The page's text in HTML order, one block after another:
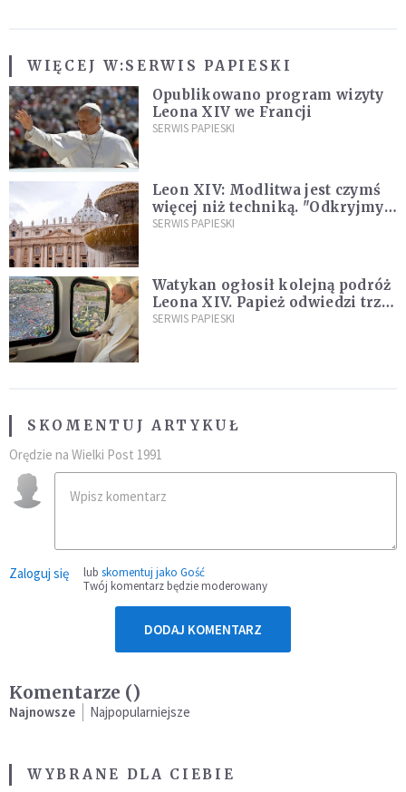
WIĘCEJ W:SERWIS PAPIESKI
Opublikowano program wizyty
Leona XIV we Francji
SERWIS PAPIESKI
Leon XIV: Modlitwa jest czymś
więcej niż techniką. "Odkryjmy
ją na nowo"
SERWIS PAPIESKI
Watykan ogłosił kolejną podróż
Leona XIV. Papież odwiedzi trzy
kraje Ameryki Południowej
SERWIS PAPIESKI
SKOMENTUJ ARTYKUŁ
Orędzie na Wielki Post 1991
Zaloguj się lub skomentuj jako Gość
Twój komentarz będzie moderowany
DODAJ KOMENTARZ
Komentarze ()
Najnowsze Najpopularniejsze
WYBRANE DLA CIEBIE